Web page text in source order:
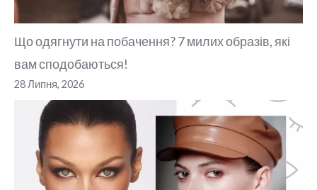
Що одягнути на побачення? 7 милих образів, які
вам сподобаються!
28 Липня, 2026